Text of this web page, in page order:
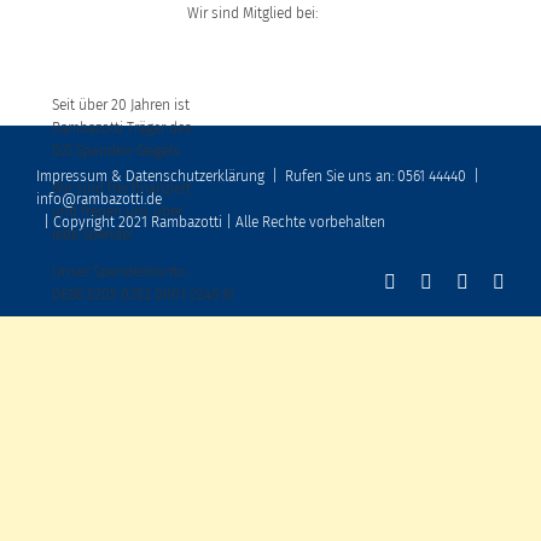
Wir sind Mitglied bei:
Seit über 20 Jahren ist
Rambazotti Träger des
DZI Spenden-Siegels
Wir sind frei finanziert
und freuen uns über
jede Spende!
Unser Spendenkonto:
DE86 5205 0353 0001 2345 61
Impressum & Datenschutzerklärung Rufen Sie uns an: 0561 44440
info@rambazotti.de
| Copyright 2021 Rambazotti | Alle Rechte vorbehalten